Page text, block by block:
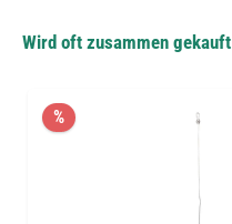
Wird oft zusammen gekauft
%